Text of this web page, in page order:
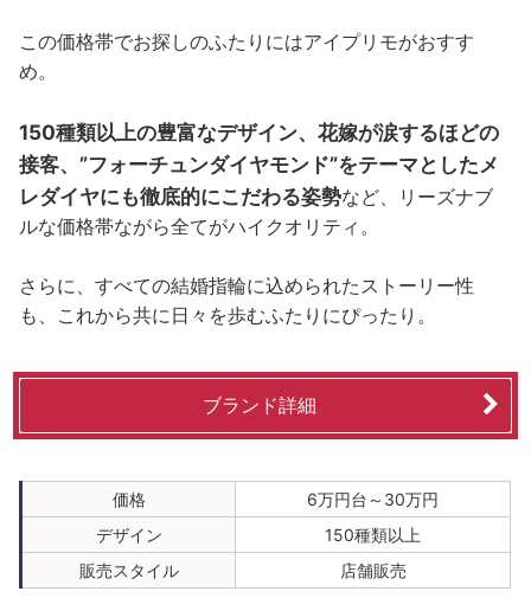
この価格帯でお探しのふたりにはアイプリモがおすす
め。
150種類以上の豊富なデザイン、花嫁が涙するほどの
接客、”フォーチュンダイヤモンド”をテーマとしたメ
レダイヤにも徹底的にこだわる姿勢など、リーズナブ
ルな価格帯ながら全てがハイクオリティ。
さらに、すべての結婚指輪に込められたストーリー性
も、これから共に日々を歩むふたりにぴったり。
ブランド詳細
価格
6万円台～30万円
デザイン
150種類以上
販売スタイル
店舗販売